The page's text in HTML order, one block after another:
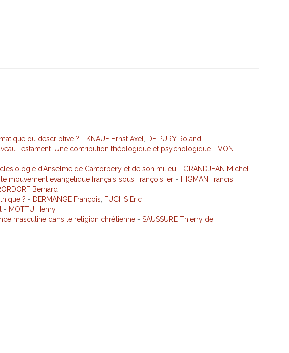
ou descriptive ? - KNAUF Ernst Axel
DE PURY Roland
Testament. Une contribution théologique et psychologique- VON
d’Anselme de Cantorbéry et de son milieu - GRANDJEAN Michel
mouvement évangélique français sous François Ier- HIGMAN Francis
Bernard
? - DERMANGE François
FUCHS Eric
- MOTTU Henry
masculine dans le religion chrétienne- SAUSSURE Thierry de